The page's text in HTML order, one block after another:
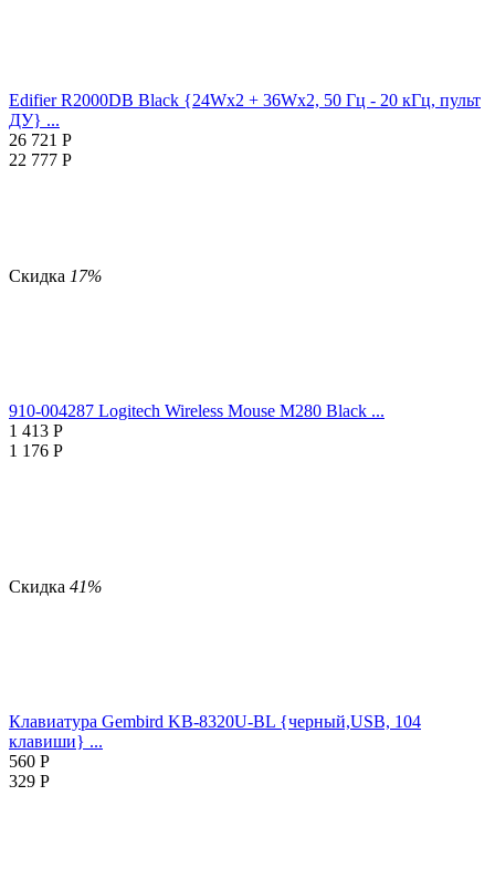
Edifier R2000DB Black {24Wx2 + 36Wx2, 50 Гц - 20 кГц, пульт
ДУ} ...
26 721 Р
22 777 Р
Скидка 17%
910-004287 Logitech Wireless Mouse M280 Black ...
1 413 Р
1 176 Р
Скидка 41%
Клавиатура Gembird KB-8320U-BL {черный,USB, 104
клавиши} ...
560 Р
329 Р